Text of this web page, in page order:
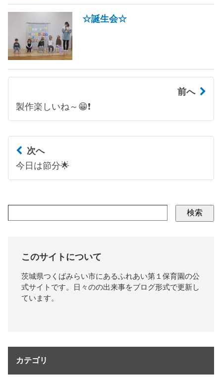
☆誕生会☆
前へ
製作楽しいね～😁❗
次へ
今日は節分🌟
検索
このサイトについて
茨城県つくばみらい市にあるふれあい第１保育園の公
式サイトです。日々のの出来事をブログ形式で更新し
ています。
カテゴリ